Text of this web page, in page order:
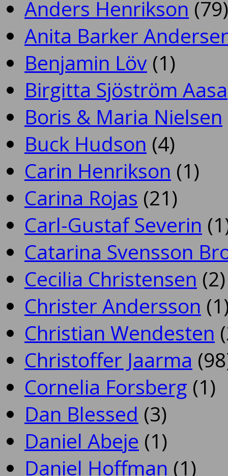
Anders Henrikson (79)
Anita Barker
Benjamin Löv (1)
Birgitta Sjöström Aasa
Boris & Maria Nielsen
Buck Hudson (4)
Carin Henrikson (1)
Carina Rojas (21)
Carl-Gustaf Severin
Catarina Svensson
Cecilia Christensen (2)
Christer Andersson
Christian Wendesten
Christoffer Jaarma
Cornelia Forsberg (1)
Dan Blessed (3)
Daniel Abeje (1)
Daniel Hoffman (1)